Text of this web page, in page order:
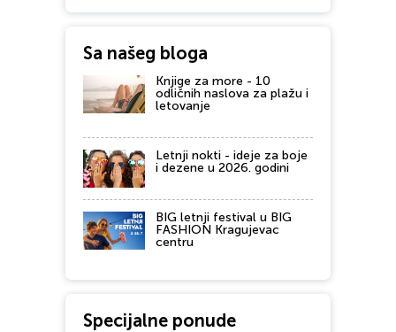
Sa našeg bloga
Knjige za more - 10
odličnih naslova za plažu i
letovanje
Letnji nokti - ideje za boje
i dezene u 2026. godini
BIG letnji festival u BIG
FASHION Kragujevac
centru
Specijalne ponude